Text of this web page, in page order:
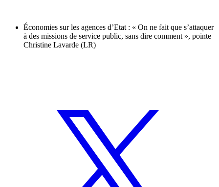
Économies sur les agences d’Etat : « On ne fait que s’attaquer
à des missions de service public, sans dire comment », pointe
Christine Lavarde (LR)